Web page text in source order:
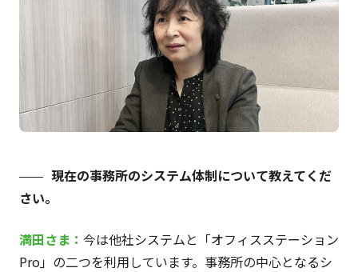
現在の事務所のシステム体制について教えてくだ
さい。
満田さま： 今は他社システムと「オフィスステーション
Pro」の二つを利用しています。事務所の中心となるシ